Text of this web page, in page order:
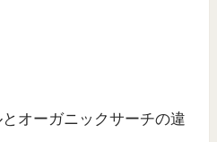
オーガニックサーチの違